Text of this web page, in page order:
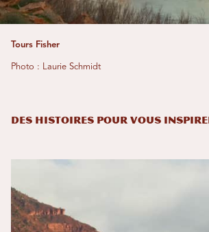
Tours Fisher
Photo : Laurie Schmidt
DES HISTOIRES POUR VOUS